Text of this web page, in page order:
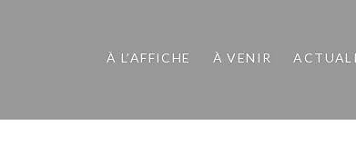
À L’AFFICHE À VENIR